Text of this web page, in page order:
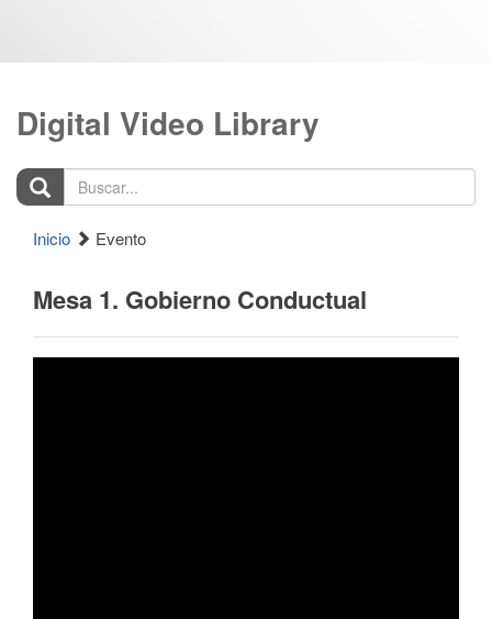
Digital Video Library
Buscar...
Inicio Evento
Mesa 1. Gobierno Conductual